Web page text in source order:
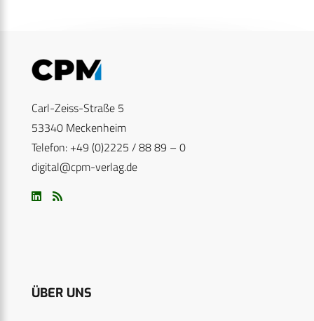
Carl-Zeiss-Straße 5
53340 Meckenheim
Telefon: +49 (0)2225 / 88 89 – 0
digital@cpm-verlag.de
ÜBER UNS